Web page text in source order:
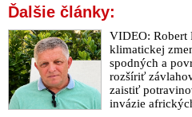
Egypt predložil Medzinárodnému
memorandum proti Izraelu.
samovražednú ofenzívu v meste
Netanjahu vyhlásil, že je proti
Brazílsky prezident prirovnal
Netanjahu odmítá uznání
Ďalšie články:
VIDEO: Robert
klimatickej
spodných a
rozšíriť
zaistiť
invázie